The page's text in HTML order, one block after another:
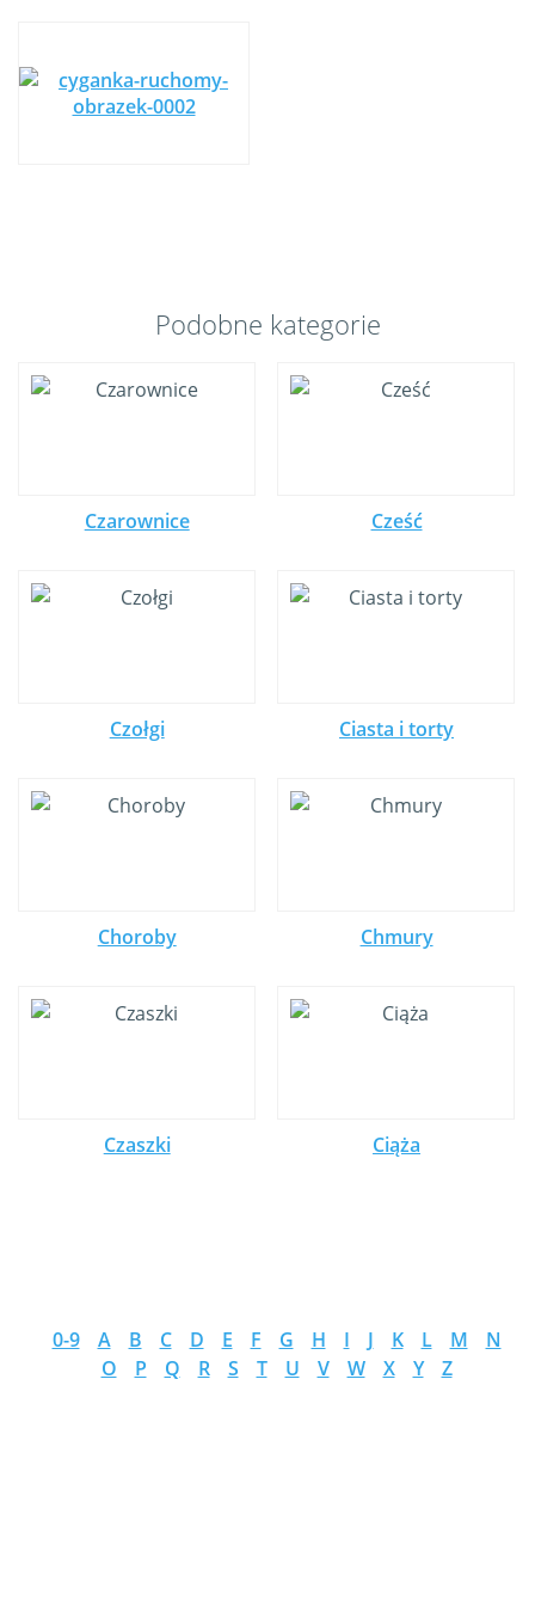
Podobne kategorie
Czarownice Cześć
Czołgi Ciasta i torty
Choroby Chmury
Czaszki Ciąża
0-9 A B C D E F G H I J K L M
N
O
P Q R S T U V W X Y Z